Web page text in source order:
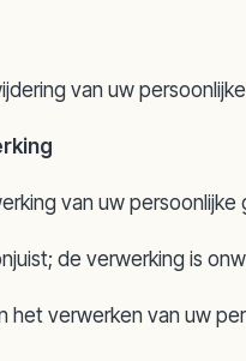
van uw
van uw
de verwerking is
verwerken van uw